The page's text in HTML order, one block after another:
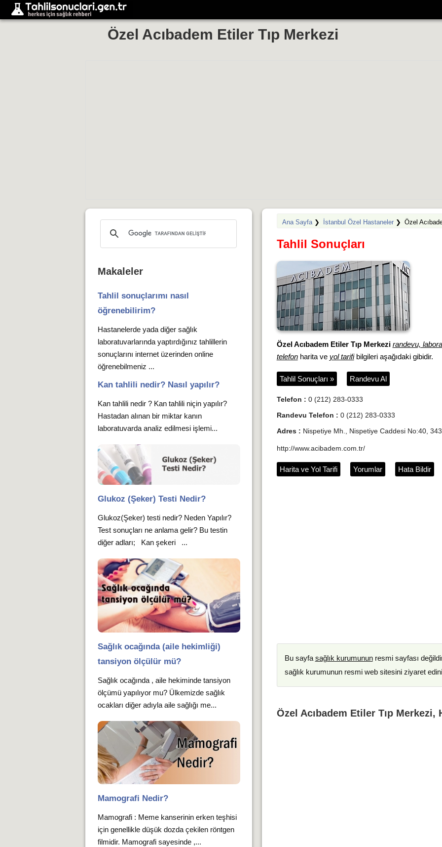
Özel Acıbadem Etiler Tıp Merkezi
Ana Sayfa❯ İstanbul Özel Hastaneler❯ Özel
Tahlil Sonuçları
Özel Acıbadem Etiler Tıp Merkezi randevu,
telefonharita ve yol tarifibilgileri aşağıdaki gibidir.
Tahlil Sonuçları » Randevu Al
Telefon : 0 (212) 283-0333
Randevu Telefon : 0 (212) 283-0333
Adres : Nispetiye Mh., Nispetiye Caddesi No:40,
http://www.acibadem.com.tr/
Harita ve Yol Tarifi Yorumlar Hata Bildir
Bu sayfa sağlık kurumununresmi sayfası
sağlık kurumunun resmi web sitesini ziyaret
Özel Acıbadem Etiler Tıp Merkezi,
Makaleler
Tahlil sonuçlarımı nasıl
öğrenebilirim?
Hastanelerde yada diğer sağlık
laboratuvarlarında yaptırdığınız tahlillerin
sonuçlarını internet üzerinden online
öğrenebilmeniz ...
Kan tahlili nedir? Nasıl yapılır?
Kan tahlili nedir ? Kan tahlili niçin yapılır?
Hastadan alınan bir miktar kanın
laboratuvarda analiz edilmesi işlemi...
Glukoz (Şeker) Testi Nedir?
Glukoz(Şeker) testi nedir? Neden Yapılır?
Test sonuçları ne anlama gelir? Bu testin
diğer adları; Kan şekeri ...
Sağlık ocağında (aile hekimliği)
tansiyon ölçülür mü?
Sağlık ocağında , aile hekiminde tansiyon
ölçümü yapılıyor mu? Ülkemizde sağlık
ocakları diğer adıyla aile sağlığı me...
Mamografi Nedir?
Mamografi : Meme kanserinin erken teşhisi
için genellikle düşük dozda çekilen röntgen
filmidir. Mamografi sayesinde ,...